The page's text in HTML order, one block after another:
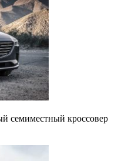
семиместный кроссовер